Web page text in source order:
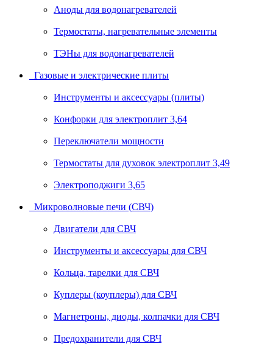
Аноды для водонагревателей
Термостаты, нагревательные элементы
ТЭНы для водонагревателей
Газовые и электрические плиты
Инструменты и аксессуары (плиты)
Конфорки для электроплит 3,64
Переключатели мощности
Термостаты для духовок электроплит 3,49
Электроподжиги 3,65
Микроволновые печи (СВЧ)
Двигатели для СВЧ
Инструменты и аксессуары для СВЧ
Кольца, тарелки для СВЧ
Куплеры (коуплеры) для СВЧ
Магнетроны, диоды, колпачки для СВЧ
Предохранители для СВЧ